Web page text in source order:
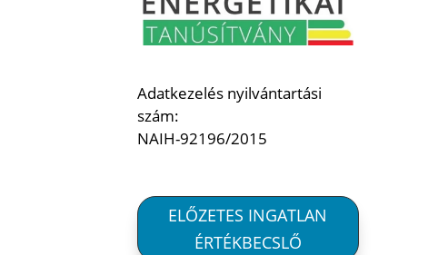
Adatkezelés nyilvántartási
szám:
NAIH-92196/2015
ELŐZETES INGATLAN
ÉRTÉKBECSLŐ